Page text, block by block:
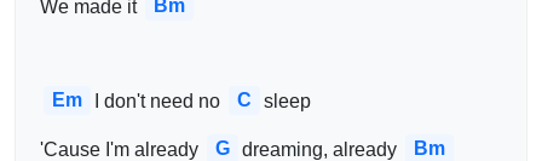
We made it Bm
Em I don't need no C sleep
'Cause I'm already G dreaming, already
Bm